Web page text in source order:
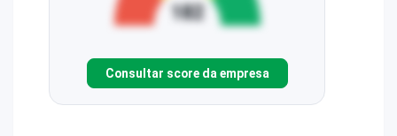
Consultar score da empresa